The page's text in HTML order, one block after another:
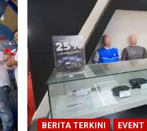
BERITA TERKINI EVENT